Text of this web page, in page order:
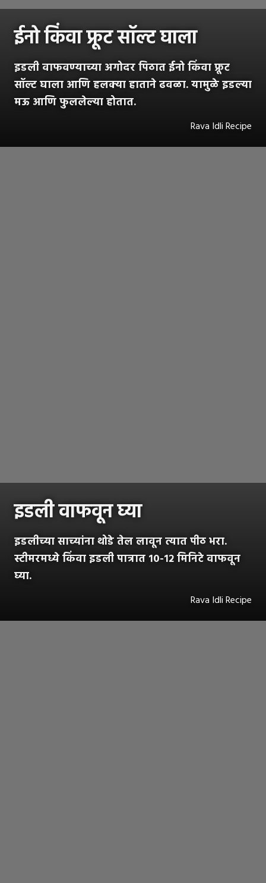
ईनो किंवा फ्रूट सॉल्ट घाला
इडली वाफवण्याच्या अगोदर पिठात ईनो किंवा फ्रूट
सॉल्ट घाला आणि हलक्या हाताने ढवळा. यामुळे इडल्या
मऊ आणि फुललेल्या होतात.
Rava Idli Recipe
इडली वाफवून घ्या
इडलीच्या साच्यांना थोडे तेल लावून त्यात पीठ भरा.
स्टीमरमध्ये किंवा इडली पात्रात १०-१२ मिनिटे वाफवून
घ्या.
Rava Idli Recipe